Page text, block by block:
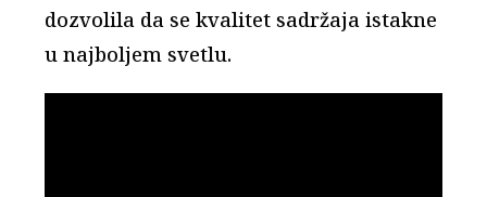
dozvolila da se kvalitet sadržaja istakne
u najboljem svetlu.